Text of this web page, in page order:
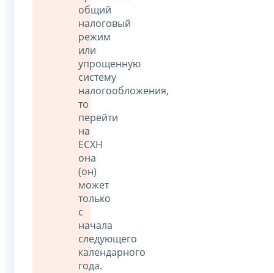
общий
налоговый
режим
или
упрощенную
систему
налогообложения,
то
перейти
на
ЕСХН
она
(он)
может
только
с
начала
следующего
календарного
года.